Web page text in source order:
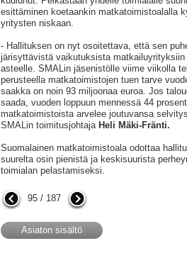
esittäminen koetaankin matkatoimistoalalla
yritysten niskaan.
- Hallituksen on nyt osoitettava, että sen
järisyttävistä vaikutuksista matkailuyrityksiin
asteelle. SMALin jäsenistölle viime viikolla
perusteella matkatoimistojen tuen tarve
saakka on noin 93 miljoonaa euroa. Jos
saada, vuoden loppuun mennessä 44
matkatoimistoista arvelee joutuvansa
SMALin toimitusjohtaja Heli Mäki-Fränti.
Suomalainen matkatoimistoala odottaa
suurelta osin pienistä ja keskisuurista
toimialan pelastamiseksi.
95 / 187
Asiaton sisältö